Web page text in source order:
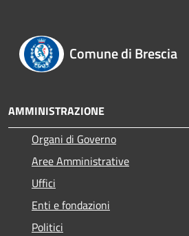
Comune di Brescia
AMMINISTRAZIONE
Organi di Governo
Aree Amministrative
Uffici
Enti e fondazioni
Politici